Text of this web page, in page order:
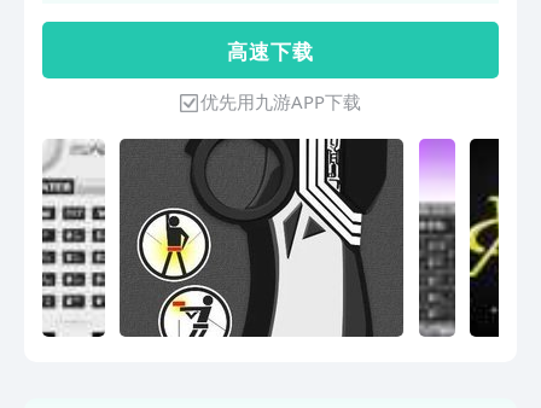
玩家可以通过按键式手机来实现变身，体
验假面骑士的力量和战斗技能。
高 速 下 载
优先用九游APP下载